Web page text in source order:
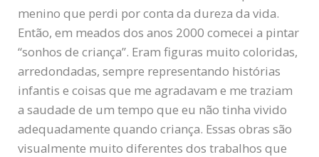
menino que perdi por conta da dureza da vida.
Então, em meados dos anos 2000 comecei a pintar
“sonhos de criança”. Eram figuras muito coloridas,
arredondadas, sempre representando histórias
infantis e coisas que me agradavam e me traziam
a saudade de um tempo que eu não tinha vivido
adequadamente quando criança. Essas obras são
visualmente muito diferentes dos trabalhos que